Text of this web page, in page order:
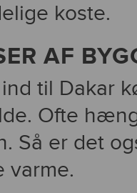
koste.
AF
ind til Dakar
Ofte
Så er det
varme.